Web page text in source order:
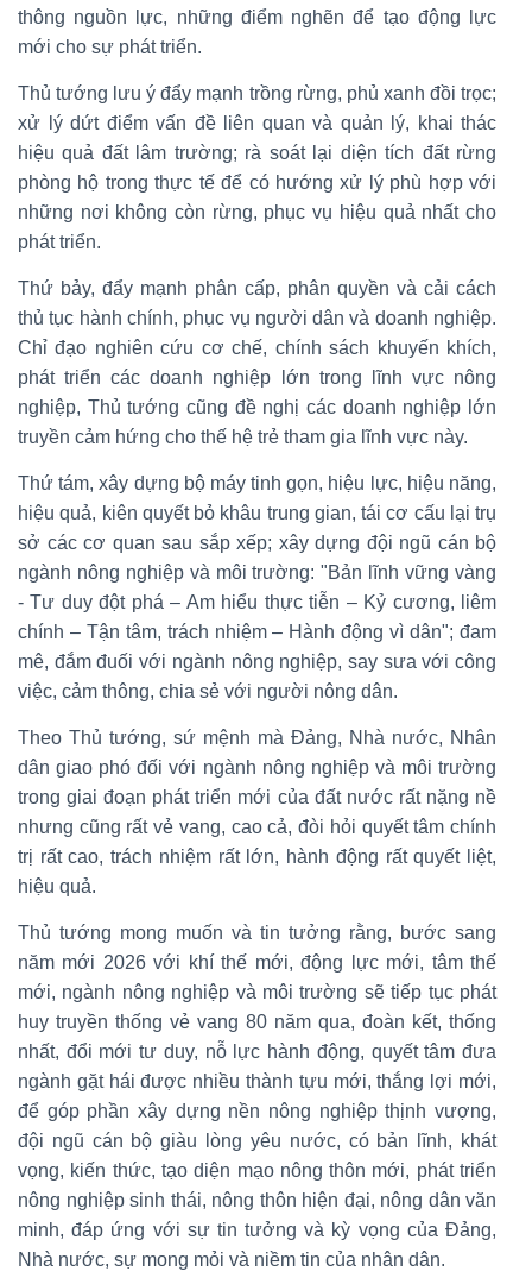
thông nguồn lực, những điểm nghẽn để tạo động lực
mới cho sự phát triển.
Thủ tướng lưu ý đẩy mạnh trồng rừng, phủ xanh đồi trọc;
xử lý dứt điểm vấn đề liên quan và quản lý, khai thác
hiệu quả đất lâm trường; rà soát lại diện tích đất rừng
phòng hộ trong thực tế để có hướng xử lý phù hợp với
những nơi không còn rừng, phục vụ hiệu quả nhất cho
phát triển.
Thứ bảy, đẩy mạnh phân cấp, phân quyền và cải cách
thủ tục hành chính, phục vụ người dân và doanh nghiệp.
Chỉ đạo nghiên cứu cơ chế, chính sách khuyến khích,
phát triển các doanh nghiệp lớn trong lĩnh vực nông
nghiệp, Thủ tướng cũng đề nghị các doanh nghiệp lớn
truyền cảm hứng cho thế hệ trẻ tham gia lĩnh vực này.
Thứ tám, xây dựng bộ máy tinh gọn, hiệu lực, hiệu năng,
hiệu quả, kiên quyết bỏ khâu trung gian, tái cơ cấu lại trụ
sở các cơ quan sau sắp xếp; xây dựng đội ngũ cán bộ
ngành nông nghiệp và môi trường: "Bản lĩnh vững vàng
- Tư duy đột phá – Am hiểu thực tiễn – Kỷ cương, liêm
chính – Tận tâm, trách nhiệm – Hành động vì dân"; đam
mê, đắm đuối với ngành nông nghiệp, say sưa với công
việc, cảm thông, chia sẻ với người nông dân.
Theo Thủ tướng, sứ mệnh mà Đảng, Nhà nước, Nhân
dân giao phó đối với ngành nông nghiệp và môi trường
trong giai đoạn phát triển mới của đất nước rất nặng nề
nhưng cũng rất vẻ vang, cao cả, đòi hỏi quyết tâm chính
trị rất cao, trách nhiệm rất lớn, hành động rất quyết liệt,
hiệu quả.
Thủ tướng mong muốn và tin tưởng rằng, bước sang
năm mới 2026 với khí thế mới, động lực mới, tâm thế
mới, ngành nông nghiệp và môi trường sẽ tiếp tục phát
huy truyền thống vẻ vang 80 năm qua, đoàn kết, thống
nhất, đổi mới tư duy, nỗ lực hành động, quyết tâm đưa
ngành gặt hái được nhiều thành tựu mới, thắng lợi mới,
để góp phần xây dựng nền nông nghiệp thịnh vượng,
đội ngũ cán bộ giàu lòng yêu nước, có bản lĩnh, khát
vọng, kiến thức, tạo diện mạo nông thôn mới, phát triển
nông nghiệp sinh thái, nông thôn hiện đại, nông dân văn
minh, đáp ứng với sự tin tưởng và kỳ vọng của Đảng,
Nhà nước, sự mong mỏi và niềm tin của nhân dân.